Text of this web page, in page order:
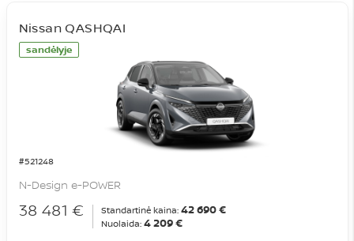
sandėlyje
#521248
Nissan QASHQAI
N-Design e-POWER
38 481 € Standartinė kaina: 42 690 €
Nuolaida: 4 209 €